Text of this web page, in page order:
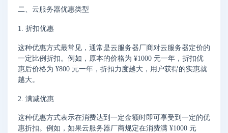
二、云服务器优惠类型
1. 折扣优惠
这种优惠方式最常见，通常是云服务器厂商对云服务器定价的
一定比例折扣。例如，原本的价格为 ¥1000 元一年，折扣优
惠后价格为 ¥800 元一年，折扣力度越大，用户获得的实惠就
越大。
2. 满减优惠
这种优惠方式表示在消费达到一定金额时即可享受到一定的优
惠折扣。例如，如果云服务器厂商规定在消费满 ¥1000 元